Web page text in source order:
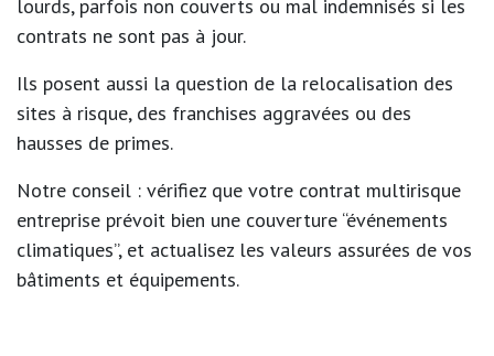
lourds, parfois non couverts ou mal indemnisés si les
contrats ne sont pas à jour.
Ils posent aussi la question de la relocalisation des
sites à risque, des franchises aggravées ou des
hausses de primes.
Notre conseil : vérifiez que votre contrat multirisque
entreprise prévoit bien une couverture “événements
climatiques”, et actualisez les valeurs assurées de vos
bâtiments et équipements.